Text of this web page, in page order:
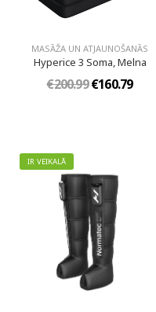
MASĀŽA UN ATJAUNOŠANĀS
Hyperice 3 Soma, Melna
€200.99€160.79
IR VEIKALĀ